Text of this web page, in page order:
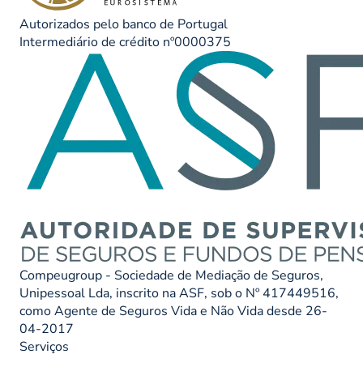
Autorizados pelo banco de Portugal
Intermediário de crédito nº0000375
Compeugroup - Sociedade de Mediação de Seguros,
Unipessoal Lda, inscrito na ASF, sob o Nº 417449516,
como Agente de Seguros Vida e Não Vida desde 26-
04-2017
Serviços